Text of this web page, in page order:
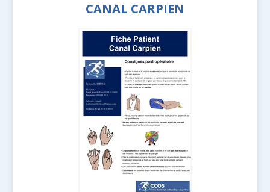
CANAL CARPIEN